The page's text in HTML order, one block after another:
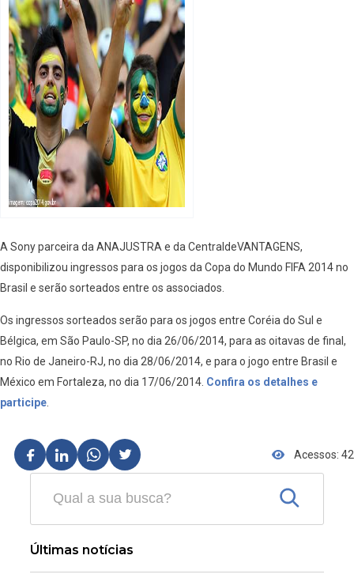
A Sony parceira da ANAJUSTRA e da CentraldeVANTAGENS,
disponibilizou ingressos para os jogos da Copa do Mundo FIFA 2014 no
Brasil e serão sorteados entre os associados.
Os ingressos sorteados serão para os jogos entre Coréia do Sul e
Bélgica, em São Paulo-SP, no dia 26/06/2014, para as oitavas de final,
no Rio de Janeiro-RJ, no dia 28/06/2014, e para o jogo entre Brasil e
México em Fortaleza, no dia 17/06/2014. Confira os detalhes e
participe.
Acessos: 42
Últimas notícias